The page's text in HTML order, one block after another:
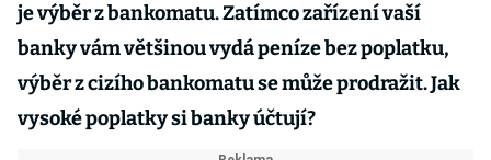
je výběr z bankomatu. Zatímco zařízení vaší
banky vám většinou vydá peníze bez poplatku,
výběr z cizího bankomatu se může prodražit. Jak
vysoké poplatky si banky účtují?